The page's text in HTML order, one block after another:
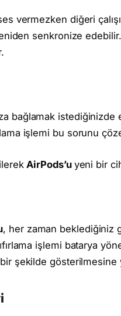
vermezken diğeri
senkronize
bağlamak
işlemi bu sorunu
AirPods’u yeni bir
, her zaman beklediğiniz
işlemi batarya
şekilde gösterilmesine